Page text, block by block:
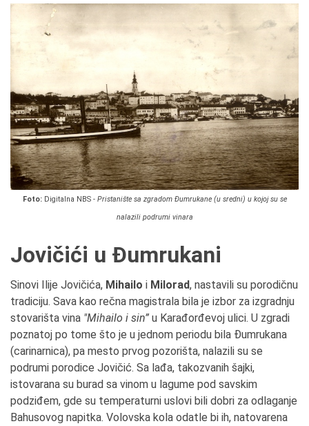
Foto:Digitalna NBS - Pristanište sa zgradom Đumrukane (u sredni) u kojoj su se
nalazili podrumi vinara
Jovičići u Đumrukani
Sinovi Ilije Jovičića, Mihailo i Milorad, nastavili su porodičnu
tradiciju. Sava kao rečna magistrala bila je izbor za izgradnju
stovarišta vina "Mihailo i sin” u Karađorđevoj ulici. U zgradi
poznatoj po tome što je u jednom periodu bila Đumrukana
(carinarnica), pa mesto prvog pozorišta, nalazili su se
podrumi porodice Jovičić. Sa lađa, takozvanih šajki,
istovarana su burad sa vinom u lagume pod savskim
podziđem, gde su temperaturni uslovi bili dobri za odlaganje
Bahusovog napitka. Volovska kola odatle bi ih, natovarena